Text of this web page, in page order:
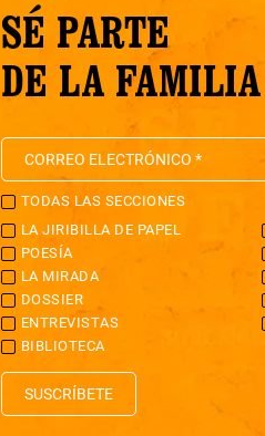
SÉ PARTE
DE LA FAMILIA
TODAS LAS SECCIONES
LA JIRIBILLA DE PAPEL
POESÍA
LA MIRADA
DOSSIER
ENTREVISTAS
BIBLIOTECA
SUSCRÍBETE